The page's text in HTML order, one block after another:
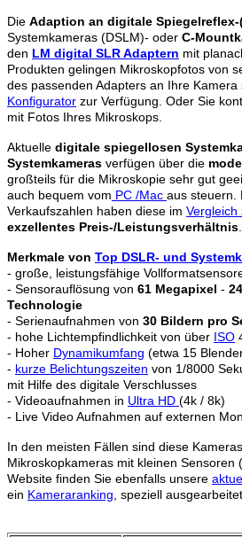
Die Adaption an digitale Spiegelreflex-
Systemkameras (DSLM)- oder C-
den LM digital SLR Adaptern mit
Produkten gelingen Mikroskopfotos von
des passenden Adapters an Ihre
Konfigurator zur Verfügung. Oder Sie
mit Fotos Ihres Mikroskops.
Aktuelle digitale spiegellosen
Systemkameras verfügen über die
großteils für die Mikroskopie sehr gut
auch bequem vom PC /Mac aus steuern.
Verkaufszahlen haben diese im Vergleich
exzellentes Preis-/Leistungsverhältnis.
Merkmale von Top DSLR- und
- große, leistungsfähige
- Sensorauflösung von 61 Megapixel -
Technologie
- Serienaufnahmen von 30 Bildern pro
- hohe Lichtempfindlichkeit von über ISO
- Hoher Dynamikumfang (etwa 15
- kurze Belichtungszeiten von 1/8000
mit Hilfe des digitale Verschlusses
- Videoaufnahmen in Ultra HD (4k / 8k)
- Live Video Aufnahmen auf externen
In den meisten Fällen sind diese
Mikroskopkameras mit kleinen Sensoren
Website finden Sie ebenfalls unsere
ein Kameraranking, speziell